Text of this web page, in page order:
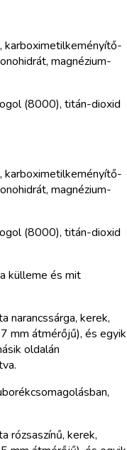
karboximetilkeményítő-
magnézium-
(8000), titán-dioxid
karboximetilkeményítő-
magnézium-
(8000), titán-dioxid
külleme és mit
narancssárga, kerek,
mm átmérőjű), és egyik
oldalán
rózsaszínű, kerek,